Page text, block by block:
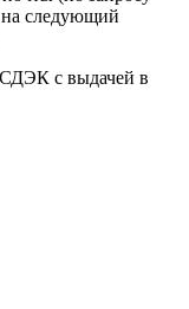
на следующий
с выдачей в